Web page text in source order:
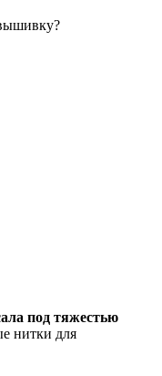
под тяжестью
нитки для